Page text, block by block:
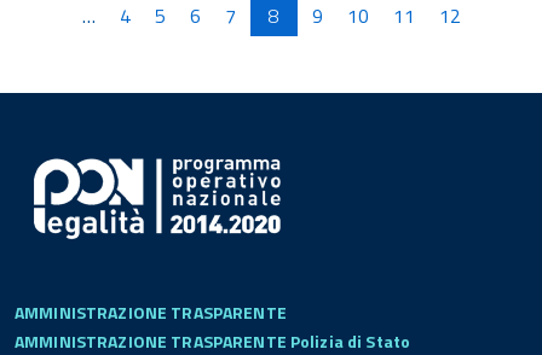
… 4 5 6 7 8 9 10 11 12
AMMINISTRAZIONE TRASPARENTE
AMMINISTRAZIONE TRASPARENTE Polizia di Stato